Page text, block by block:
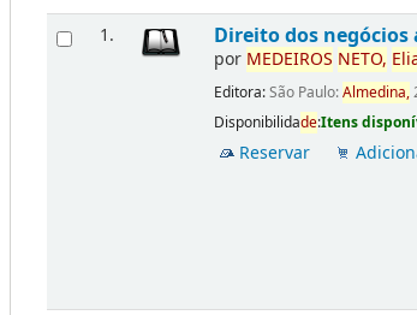
1. Direito dos
por MEDEIROS NETO,
Editora:São Paulo:Almedina,
Disponibilidade:Itens
Reservar